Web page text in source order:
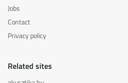
Jobs
Contact
Privacy policy
Related sites